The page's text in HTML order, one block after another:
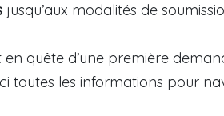
jusqu’aux modalités de
quête d’une première
toutes les informations pour